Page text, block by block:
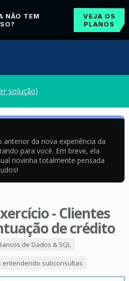
NÃO TEM
VEJA OS
PLANOS
solução)
anterior da nova experiência da
para você. Em breve, ela
novinha totalmente pensada
- Clientes
de crédito
de Dados & SQL
entendendo subconsultas